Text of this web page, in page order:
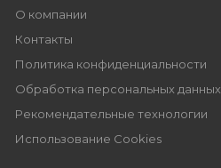
О компании
Контакты
Политика конфиденциальности
Обработка персональных данных
Рекомендательные технологии
Использование Cookies